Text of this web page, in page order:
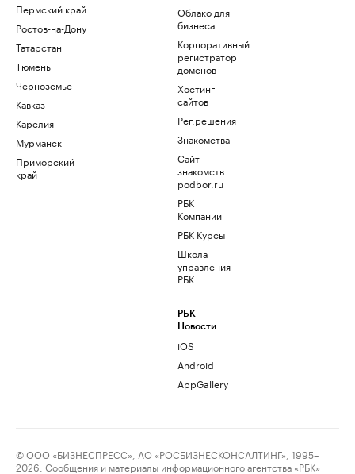
Пермский край
Ростов-на-Дону
Татарстан
Тюмень
Черноземье
Кавказ
Карелия
Мурманск
Приморский
край
Облако для
бизнеса
Корпоративный
регистратор
доменов
Хостинг
сайтов
Рег.решения
Знакомства
Сайт
знакомств
podbor.ru
РБК
Компании
РБК Курсы
Школа
управления
РБК
РБК
Новости
iOS
Android
AppGallery
© ООО «БИЗНЕСПРЕСС», АО «РОСБИЗНЕСКОНСАЛТИНГ», 1995–
2026. Сообщения и материалы информационного агентства «РБК»